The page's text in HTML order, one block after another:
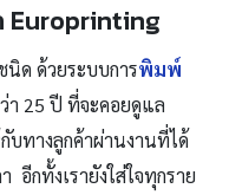
Europrinting
ด ด้วยระบบการพิมพ์
า 25 ปี ที่จะคอยดูแล
ทางลูกค้าผ่านงานที่ได้
อีกทั้งเรายังใส่ใจทุกราย